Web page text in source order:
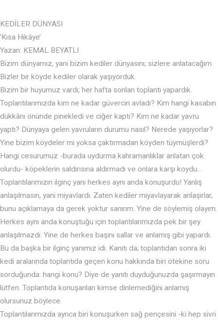
KEDİLER DÜNYASI
‘Kısa Hikâye’
Yazan: KEMAL BEYATLI
Bizim dünyamız, yani bizim kediler dünyasını; sizlere anlatacağım.
Bizler bir köyde kediler olarak yaşıyorduk.
Bizim bir huyumuz vardı; her hafta sonları toplantı yapardık.
Toplantılarımızda kim ne kadar güvercin avladı? Kim hangi kasabın
dükkânı önünde pinekledi ve ciğer kaptı? Kim ne kadar yavru
yaptı? Dünyaya gelen yavruların durumu nasıl? Nerede yaşıyorlar?
Yine bizim köydeler mi yoksa çaktırmadan köyden tüymüşlerdi?
Hangi cesurumuz -burada uydurma kahramanlıklar anlatan çok
olurdu- köpeklerin saldırısına aldırmadı ve onlara karşı koydu…
Toplantılarımızın ilginç yanı herkes aynı anda konuşurdu! Yanlış
anlaşılmasın, yani miyavlardı. Zaten kediler miyavlayarak anlaşırlar,
bunu açıklamaya da gerek yoktur sanırım. Yine de söylemiş olayım.
Herkes aynı anda konuştuğu için toplantılarımızda pek bir şey
anlaşılmazdı. Yine de herkes başını sallar ve anlamış gibi yapardı.
Bu da başka bir ilginç yanımız idi. Kanıtı da; toplantıdan sonra iki
kedi aralarında toplantıda geçen konu hakkında biri ötekine soru
sorduğunda: hangi konu? Diye de yanıtı duyduğunuzda şaşırmayın
lütfen. Toplantıda konuşanları kimse dinlemediğini anlamış
olursunuz böylece.
Toplantılarımızda ayrıca biri konuşurken sağ pençesini -ki hep sivri